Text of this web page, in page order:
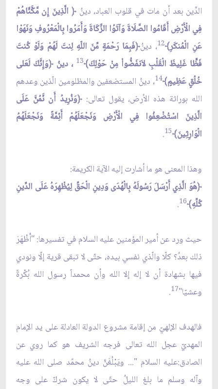
الدِّين بعد أن مات في قلوب العباد، دينُ﴿ الَّذِينَ إِن مَّكَّنَّاهُمْ
فِي الْأَرْضِ أَقَامُوا الصَّلَاةَ وَآتَوُا الزَّكَاةَ وَأَمَرُوا بِالْمَعْرُوفِ وَنَهَوْا
عَنِ الْمُنكَرِ﴾12، دينُ﴿فَبِمَا رَحْمَةٍ مِّنَ اللّهِ لِنتَ لَهُمْ وَلَوْ كُنتَ
فَظًّا غَلِيظَ الْقَلْبِ لاَنفَضُّواْ مِنْ حَوْلِكَ﴾13 ، دينُ ﴿وَإِنَّكَ لَعَلى
خُلُقٍ عَظِيمٍ﴾14، دينُ المستضعفين والمظلومين الّذين وعدهم
الله بوراثة هذه الأرض، يقول تعالى:﴿وَنُرِيدُ أَن نَّمُنَّ عَلَى
الَّذِينَ اسْتُضْعِفُوا فِي الْأَرْضِ وَنَجْعَلَهُمْ أَئِمَّةً وَنَجْعَلَهُمُ
الْوَارِثِينَ﴾15
.
وهذا المعنى هو ما أشارت إليه الآية الكريمة:
﴿هُوَ الَّذِي أَرْسَلَ رَسُولَهُ بِالْهُدَى وَدِينِ الْحَقِّ لِيُظْهِرَهُ عَلَى الدِّينِ
كُلِّهِ﴾16
.
حيث ورد عن أمير المؤمنين عليه السلام في تفسيرها: "أَظْهَرَ
ذلك بعدُ؟ كلّا والّذي نفسي بيده، حتّى لا تبقى قرية إلّا ونودي
فيها بشهادة أن لا إله إلا الله وأن محمداً رسول الله بُكْرةً
وعشيّا"17
.
فالهدف الإلهيّ من إقامة مشروع الدولة العادلة على يد الإمام
المهديّ عجل الله تعالى فرجه الشريف هو كما روي عن
الصادق:عليه السلام "... ويَبْلُغَنَّ دينُ محمّد صلى الله عليه
وآله وسلم ما بلغ الليلُ حتّى لا يكون شركٌ على وجه